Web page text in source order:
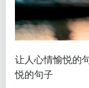
让人心情愉悦的
悦的句子